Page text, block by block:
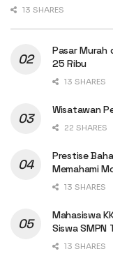
13 SHARES
Pasar Murah
25 Ribu
13 SHARES
Wisatawan
22 SHARES
Prestise
Memahami
13 SHARES
Mahasiswa
Siswa SMPN
13 SHARES